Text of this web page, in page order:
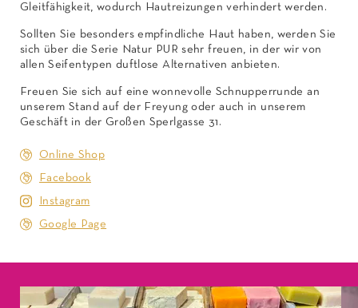
Gleitfähigkeit, wodurch Hautreizungen verhindert werden.
Sollten Sie besonders empfindliche Haut haben, werden Sie
sich über die Serie Natur PUR sehr freuen, in der wir von
allen Seifentypen duftlose Alternativen anbieten.
Freuen Sie sich auf eine wonnevolle Schnupperrunde an
unserem Stand auf der Freyung oder auch in unserem
Geschäft in der Großen Sperlgasse 31.
Online Shop
Facebook
Instagram
Google Page